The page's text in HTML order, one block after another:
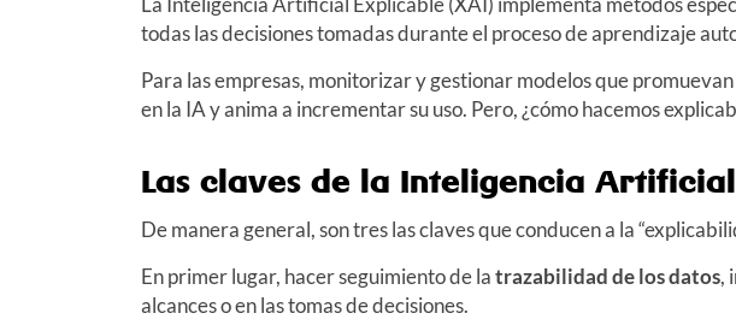
todas las decisiones tomadas durante el proceso de aprendizaje
Para las empresas, monitorizar y gestionar modelos que
en la IA y anima a incrementar su uso. Pero, ¿cómo hacemos
Las claves de la Inteligencia
De manera general, son tres las claves que conducen a la
En primer lugar, hacer seguimiento de latrazabilidad de los datos,
alcances o en las tomas de decisiones.